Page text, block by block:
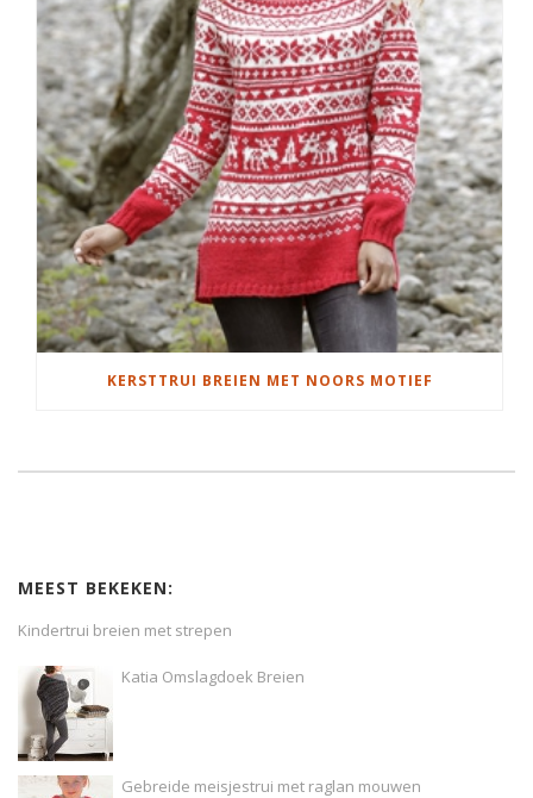
KERSTTRUI BREIEN MET NOORS MOTIEF
MEEST BEKEKEN:
Kindertrui breien met strepen
Katia Omslagdoek Breien
Gebreide meisjestrui met raglan mouwen